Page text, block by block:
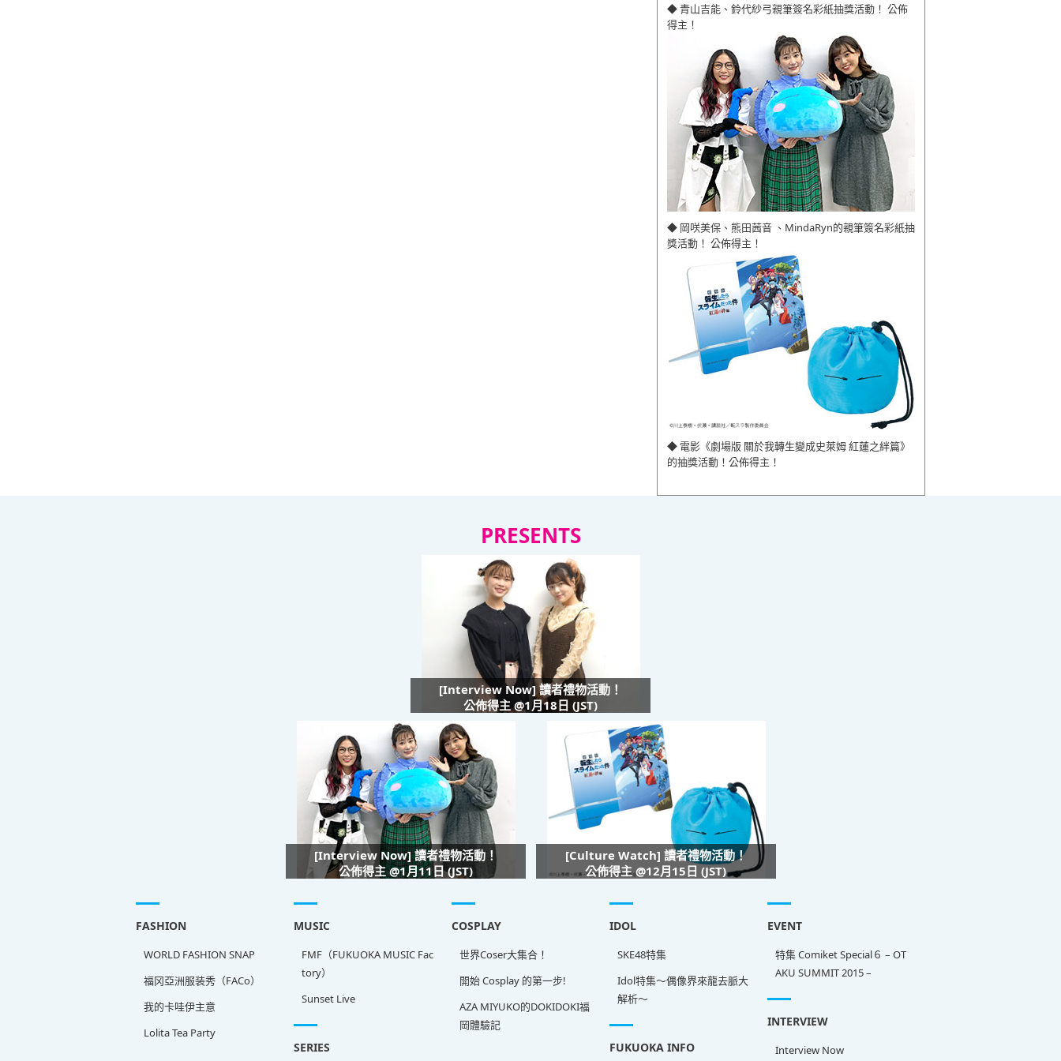
◆ 青山吉能、鈴代紗弓親筆簽名彩紙抽獎活動！ 公佈
得主！
◆ 岡咲美保、熊田茜音 、MindaRyn的親筆簽名彩紙抽
獎活動！ 公佈得主！
◆ 電影《劇場版 關於我轉生變成史萊姆 紅蓮之絆篇》
的抽獎活動！公佈得主！
PRESENTS
[Interview Now] 讀者禮物活動！
公佈得主 @1月18日 (JST)
[Interview Now] 讀者禮物活動！
公佈得主 @1月11日 (JST)
[Culture Watch] 讀者禮物活動！
公佈得主 @12月15日 (JST)
FASHION
WORLD FASHION SNAP
福冈亞洲服装秀（FACo）
我的卡哇伊主意
Lolita Tea Party
MUSIC
FMF（FUKUOKA MUSIC Fac
tory）
Sunset Live
COSPLAY
世界Coser大集合！
開始 Cosplay 的第一步!
AZA MIYUKO的DOKIDOKI福
岡體驗記
IDOL
SKE48特集
Idol特集～偶像界來龍去脈大
解析～
EVENT
特集 Comiket Special６ – OT
AKU SUMMIT 2015 –
INTERVIEW
Interview Now
SERIES FUKUOKA INFO